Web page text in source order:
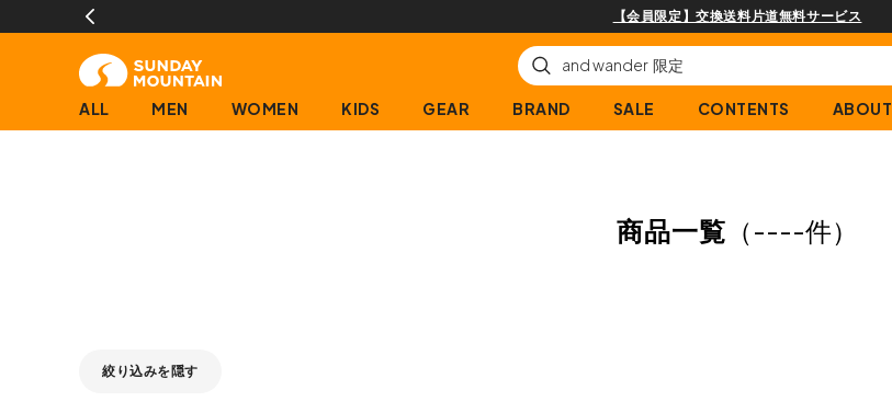
【会員限定】交換送料片道無料サービス
ALL MEN WOMEN KIDS GEAR BRAND SALE CONTENTS ABOUT
商品一覧 （----件）
絞り込みを隠す